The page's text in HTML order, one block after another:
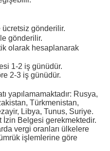
gönderilir.
gönderilir.
olarak hesaplanarak
1-2 iş günüdür.
2-3 iş günüdür.
yapılamamaktadır: Rusya,
Türkmenistan,
Libya, Tunus, Suriye.
Belgesi gerekmektedir.
vergi oranları ülkelere
işlemlerine göre